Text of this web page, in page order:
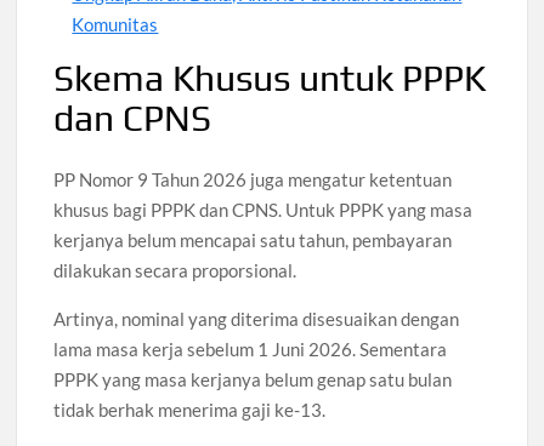
Komunitas
Skema Khusus untuk PPPK
dan CPNS
PP Nomor 9 Tahun 2026 juga mengatur ketentuan
khusus bagi PPPK dan CPNS. Untuk PPPK yang masa
kerjanya belum mencapai satu tahun, pembayaran
dilakukan secara proporsional.
Artinya, nominal yang diterima disesuaikan dengan
lama masa kerja sebelum 1 Juni 2026. Sementara
PPPK yang masa kerjanya belum genap satu bulan
tidak berhak menerima gaji ke-13.